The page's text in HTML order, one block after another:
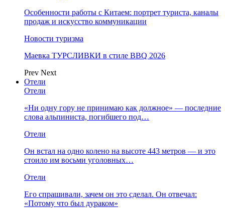
Особенности работы с Китаем: портрет туриста, каналы
продаж и искусство коммуникации
Новости туризма
Маевка ТУРСЛИВКИ в стиле BBQ 2026
Prev Next
Отели
Отели
«Ни одну гору не принимаю как должное» — последние
слова альпиниста, погибшего под…
Отели
Он встал на одно колено на высоте 443 метров — и это
стоило им восьми уголовных…
Отели
Его спрашивали, зачем он это сделал. Он отвечал:
«Потому что был дураком»